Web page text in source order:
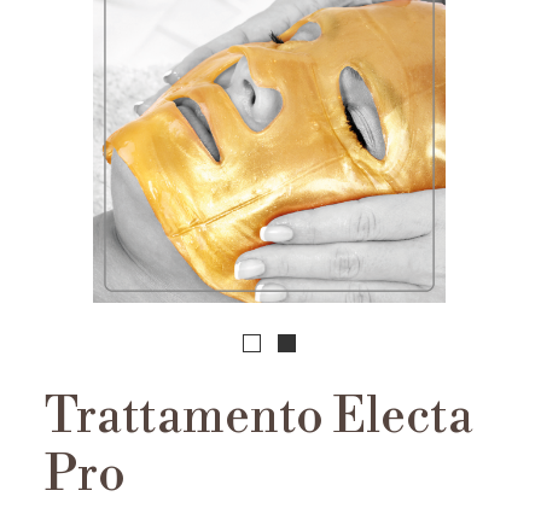
Trattamento Electa
Pro